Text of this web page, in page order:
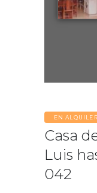
EN ALQUILER
Casa
Luis
042